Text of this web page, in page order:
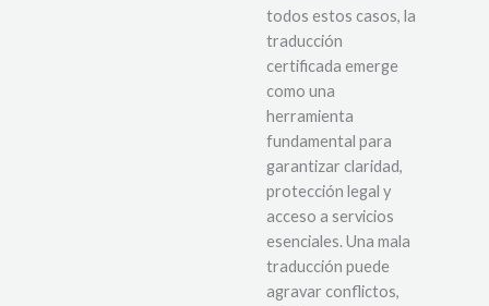
todos estos casos, la
traducción
certificada emerge
como una
herramienta
fundamental para
garantizar claridad,
protección legal y
acceso a servicios
esenciales. Una mala
traducción puede
agravar conflictos,